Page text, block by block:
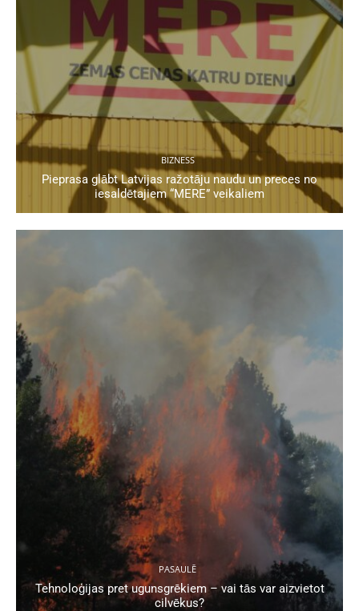
BIZNESS
Pieprasa glābt Latvijas ražotāju naudu un preces no
iesaldētajiem “MERE” veikaliem
PASAULĒ
Tehnoloģijas pret ugunsgrēkiem – vai tās var aizvietot
cilvēkus?